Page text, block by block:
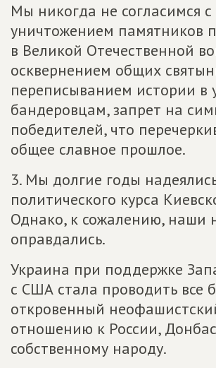
Мы никогда не согласимся с
уничтожением памятников
в Великой Отечественной
осквернением общих
переписыванием истории в
бандеровцам, запрет на
победителей, что
общее славное прошлое.
3. Мы долгие годы
политического курса
Однако, к сожалению, наши
оправдались.
Украина при поддержке
с США стала проводить все
откровенный
отношению к России,
собственному народу.